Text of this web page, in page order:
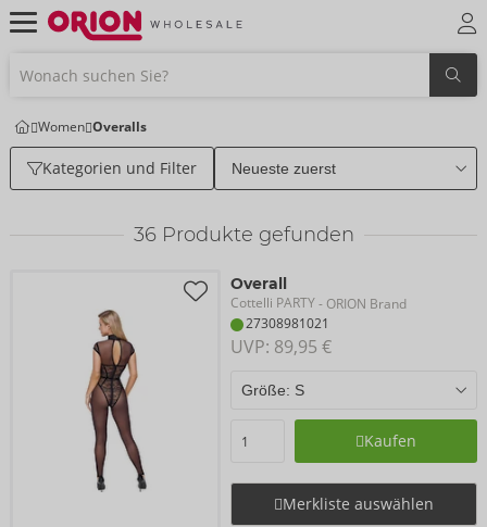
Women Overalls
Kategorien und Filter
36Produkte gefunden
Overall
Cottelli PARTY- ORION Brand
27308981021
UVP: 89,95 €
Kaufen
Merkliste auswählen